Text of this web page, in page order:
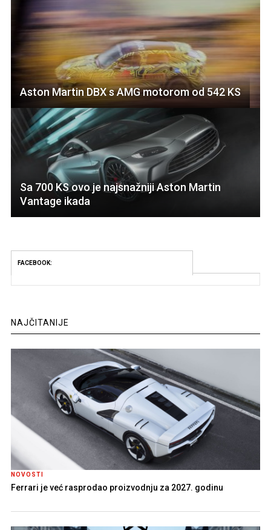
Aston Martin DBX s AMG motorom od 542 KS
Sa 700 KS ovo je najsnažniji Aston Martin
Vantage ikada
FACEBOOK:
NAJČITANIJE
NOVOSTI
Ferrari je već rasprodao proizvodnju za 2027. godinu